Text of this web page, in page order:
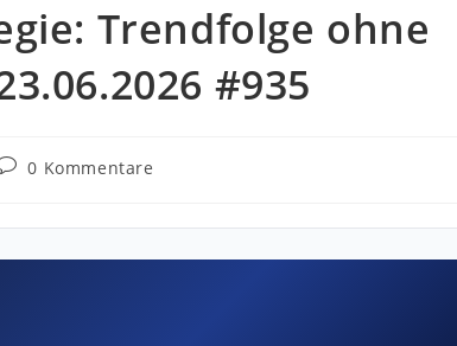
Trendfolge ohne
#935
0 Kommentare